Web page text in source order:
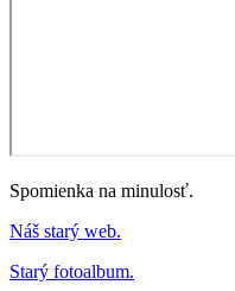
Spomienka na minulosť.
Náš starý web.
Starý fotoalbum.